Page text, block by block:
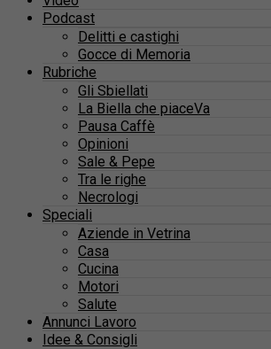
Podcast
Delitti e castighi
Gocce di Memoria
Rubriche
Gli Sbiellati
La Biella che piaceVa
Pausa Caffè
Opinioni
Sale & Pepe
Tra le righe
Necrologi
Speciali
Aziende in Vetrina
Casa
Cucina
Motori
Salute
Annunci Lavoro
Idee & Consigli